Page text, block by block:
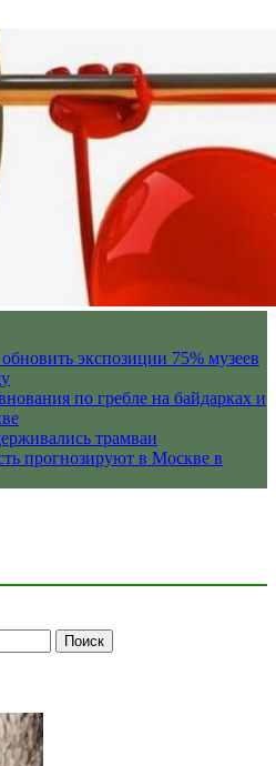
экспозиции 75% музеев
по гребле на байдарках и
трамваи
прогнозируют в Москве в